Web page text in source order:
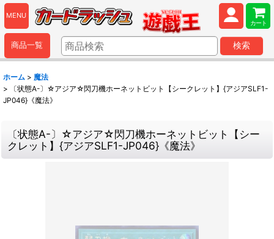
MENU
カート
商品一覧 検索
ホーム > 魔法
>
〔状態A-〕☆アジア☆閃刀機ホーネットビット【シークレット】{アジアSLF1-
JP046}《魔法》
〔状態A-〕☆アジア☆閃刀機ホーネットビット【シー
クレット】{アジアSLF1-JP046}《魔法》